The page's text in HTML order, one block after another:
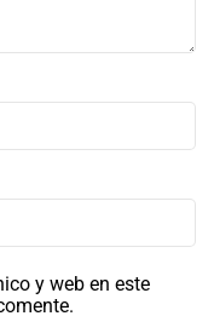
y web en este